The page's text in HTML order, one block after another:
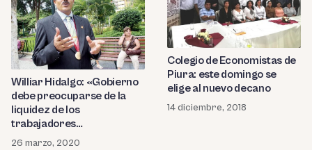
Williar Hidalgo: «Gobierno
debe preocuparse de la
liquidez de los
trabajadores
independientes»
26 marzo, 2020
Colegio de Economistas de
Piura: este domingo se
elige al nuevo decano
14 diciembre, 2018